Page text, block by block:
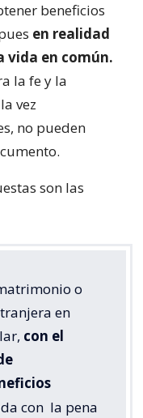
beneficios
en realidad
vida en común.
la fe y la
vez
no pueden
son las
o
en
con el
con la pena